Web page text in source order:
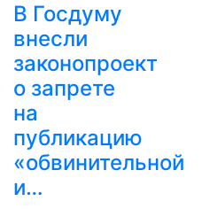
В Госдуму
внесли
законопроект
о запрете
на
публикацию
«обвинительной
и…